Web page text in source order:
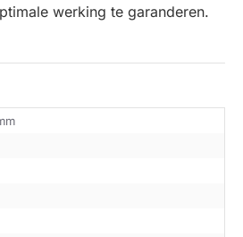
werking te garanderen.